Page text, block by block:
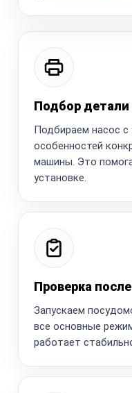
Подбор
Подбираем насос
особенностей
машины. Это
установке.
Проверка
Запускаем
все основные
работает